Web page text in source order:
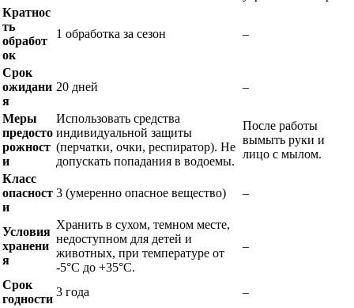
Кратнос
ть
обработ
ок
1 обработка за сезон –
Срок
ожидани
я
20 дней –
Меры
предосто
рожност
и
Использовать средства
индивидуальной защиты
(перчатки, очки, респиратор). Не
допускать попадания в водоемы.
После работы
вымыть руки и
лицо с мылом.
Класс
опасност
и
3 (умеренно опасное вещество) –
Условия
хранени
я
Хранить в сухом, темном месте,
недоступном для детей и
животных, при температуре от
-5°C до +35°C.
–
Срок
годности
3 года –